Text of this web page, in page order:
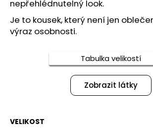
nepřehlédnutelný look.
Je to kousek, který není jen
výraz osobnosti.
Tabulka velikostí
Zobrazit látky
VELIKOST
u
j
e
250